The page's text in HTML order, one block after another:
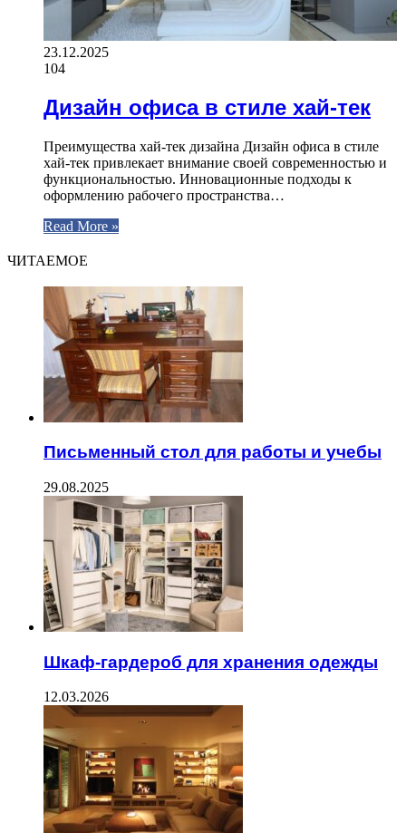
23.12.2025
104
Дизайн офиса в стиле хай-тек
Преимущества хай-тек дизайна Дизайн офиса в стиле
хай-тек привлекает внимание своей современностью и
функциональностью. Инновационные подходы к
оформлению рабочего пространства…
Read More »
ЧИТАЕМОЕ
Письменный стол для работы и учебы
29.08.2025
Шкаф-гардероб для хранения одежды
12.03.2026